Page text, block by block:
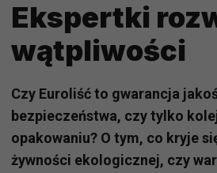
Ekspertki
wątpliwości
Czy Euroliść to gwarancja
bezpieczeństwa, czy tylko
opakowaniu? O tym, co kryje
żywności ekologicznej, czy